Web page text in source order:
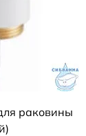
раковины